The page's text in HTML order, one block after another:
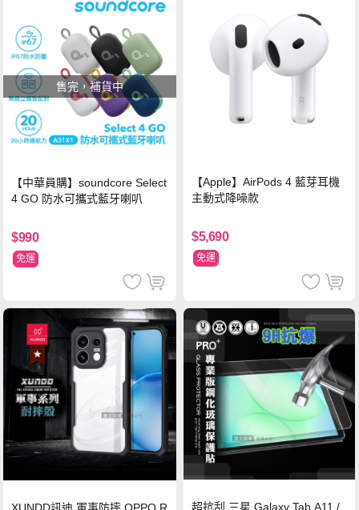
售完，補貨中
【中華員購】soundcore Select
4 GO 防水可攜式藍牙喇叭
$990
免運
【Apple】AirPods 4 藍芽耳機
主動式降噪款
$5,690
免運
超抗刮 三星 Galaxy Tab A11 /